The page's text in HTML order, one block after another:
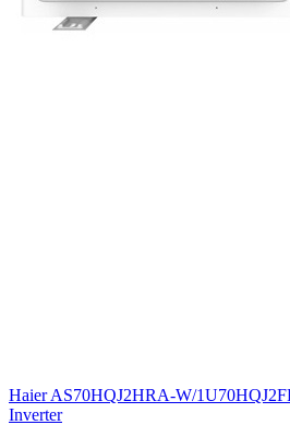
Haier AS70HQJ2HRA-W/
Inverter